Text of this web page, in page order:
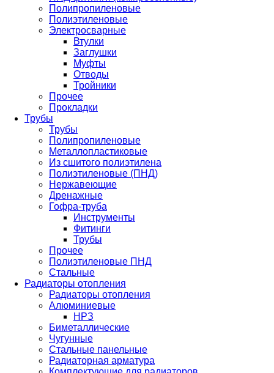
Полипропиленовые
Полиэтиленовые
Электросварные
Втулки
Заглушки
Муфты
Отводы
Тройники
Прочее
Прокладки
Трубы
Трубы
Полипропиленовые
Металлопластиковые
Из сшитого полиэтилена
Полиэтиленовые (ПНД)
Нержавеющие
Дренажные
Гофра-труба
Инструменты
Фитинги
Трубы
Прочее
Полиэтиленовые ПНД
Стальные
Радиаторы отопления
Радиаторы отопления
Алюминиевые
НРЗ
Биметаллические
Чугунные
Стальные панельные
Радиаторная арматура